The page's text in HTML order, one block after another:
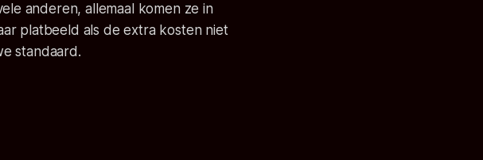
anderen, allemaal komen ze in
platbeeld als de extra kosten niet
standaard.